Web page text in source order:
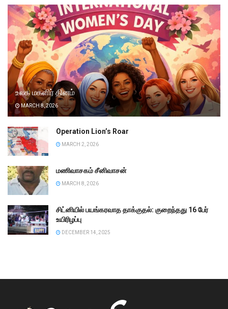
உலக மகளிர் தினம்
MARCH 8, 2026
Operation Lion’s Roar
MARCH 2, 2026
மணிவாசகம் சீனிவாசன்
MARCH 8, 2026
சிட்னியில் பயங்கரவாத தாக்குதல்: குறைந்தது 16 பேர்
உயிரிழப்பு
DECEMBER 14, 2025